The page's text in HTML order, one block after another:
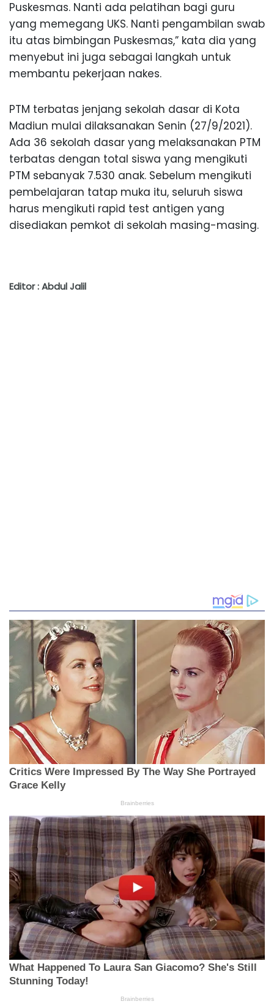
Puskesmas. Nanti ada pelatihan bagi guru
yang memegang UKS. Nanti pengambilan swab
itu atas bimbingan Puskesmas,” kata dia yang
menyebut ini juga sebagai langkah untuk
membantu pekerjaan nakes.
PTM terbatas jenjang sekolah dasar di Kota
Madiun mulai dilaksanakan Senin (27/9/2021).
Ada 36 sekolah dasar yang melaksanakan PTM
terbatas dengan total siswa yang mengikuti
PTM sebanyak 7.530 anak. Sebelum mengikuti
pembelajaran tatap muka itu, seluruh siswa
harus mengikuti rapid test antigen yang
disediakan pemkot di sekolah masing-masing.
Editor : Abdul Jalil